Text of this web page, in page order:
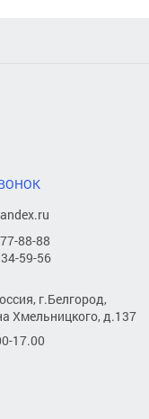
88-88
59-56
г.Белгород,
Хмельницкого, д.137
17.00